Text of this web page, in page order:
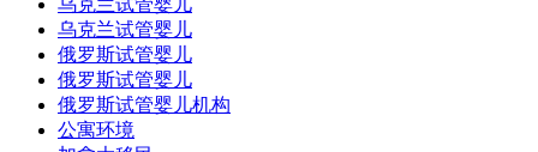
乌克兰试管婴儿
乌克兰试管婴儿
俄罗斯试管婴儿
俄罗斯试管婴儿
俄罗斯试管婴儿机构
公寓环境